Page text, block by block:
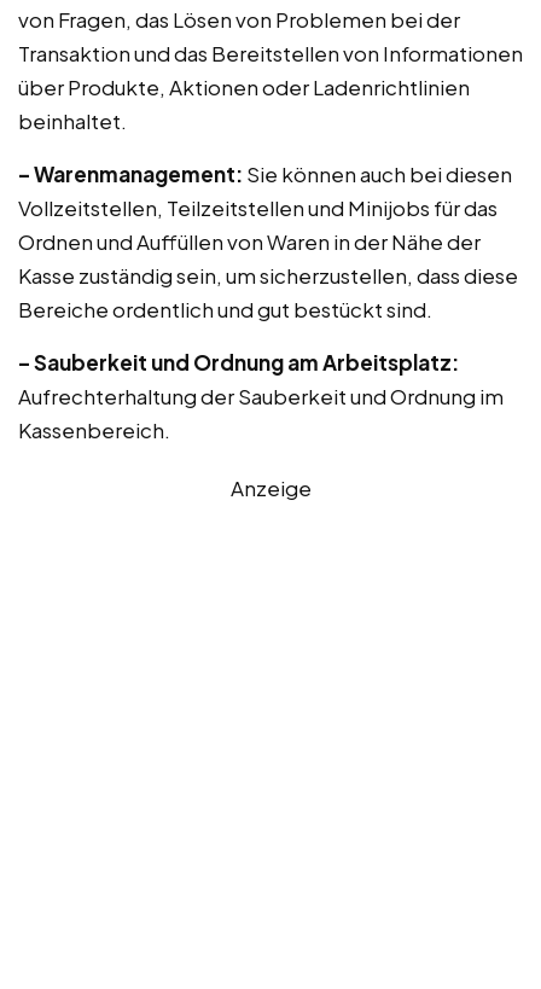
von Fragen, das Lösen von Problemen bei der
Transaktion und das Bereitstellen von Informationen
über Produkte, Aktionen oder Ladenrichtlinien
beinhaltet.
– Warenmanagement: Sie können auch bei diesen
Vollzeitstellen, Teilzeitstellen und Minijobs für das
Ordnen und Auffüllen von Waren in der Nähe der
Kasse zuständig sein, um sicherzustellen, dass diese
Bereiche ordentlich und gut bestückt sind.
– Sauberkeit und Ordnung am Arbeitsplatz:
Aufrechterhaltung der Sauberkeit und Ordnung im
Kassenbereich.
Anzeige